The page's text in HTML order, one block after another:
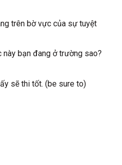
trên bờ vực của sự tuyệt
này bạn đang ở trường sao?
sẽ thi tốt. (be sure to)